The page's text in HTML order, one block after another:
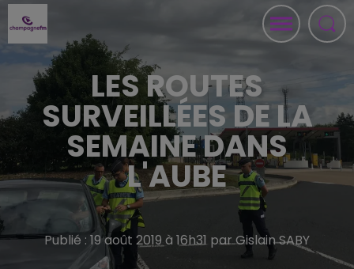
LES ROUTES
SURVEILLÉES DE LA
SEMAINE DANS
L'AUBE
Publié : 19 août 2019 à 16h31 par Gislain SABY